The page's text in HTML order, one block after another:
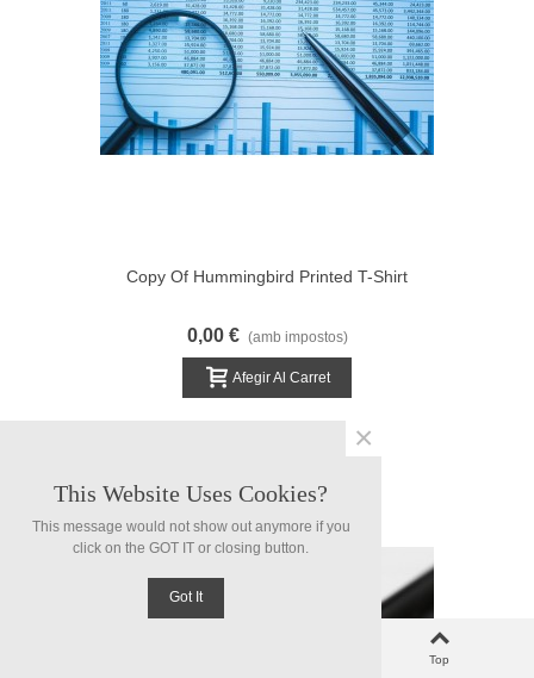
Copy Of Hummingbird Printed T-Shirt
0,00 € (amb impostos)
Afegir Al Carret
Top
This Website Uses Cookies?
This message would not show out anymore if you
click on the GOT IT or closing button.
Got It
×